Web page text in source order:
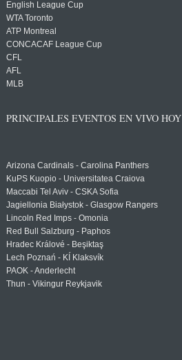
English League Cup
WTA Toronto
ATP Montreal
CONCACAF League Cup
CFL
AFL
MLB
PRINCIPALES EVENTOS EN VIVO HOY
Arizona Cardinals - Carolina Panthers
KuPS Kuopio - Universitatea Craiova
Maccabi Tel Aviv - CSKA Sofia
Jagiellonia Białystok - Glasgow Rangers
Lincoln Red Imps - Omonia
Red Bull Salzburg - Paphos
Hradec Králové - Beşiktaş
Lech Poznań - KÍ Klaksvík
PAOK - Anderlecht
Thun - Vikingur Reykjavik